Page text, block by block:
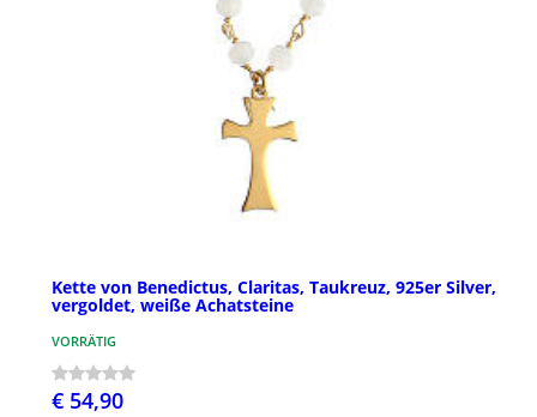
Kette von Benedictus, Claritas, Taukreuz, 925er Silver,
vergoldet, weiße Achatsteine
VORRÄTIG
€ 54,90